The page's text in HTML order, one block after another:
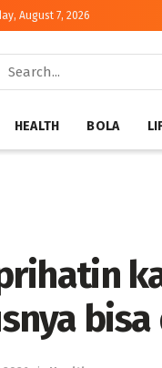
August 7, 2026
HEALTH BOLA